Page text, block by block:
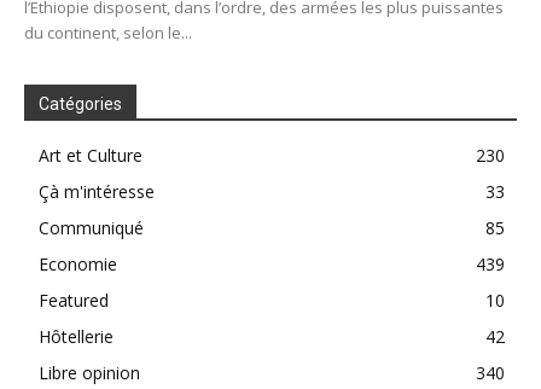
l’Ethiopie disposent, dans l’ordre, des armées les plus puissantes
du continent, selon le...
Catégories
Art et Culture
230
Çà m'intéresse
33
Communiqué
85
Economie
439
Featured
10
Hôtellerie
42
Libre opinion
340